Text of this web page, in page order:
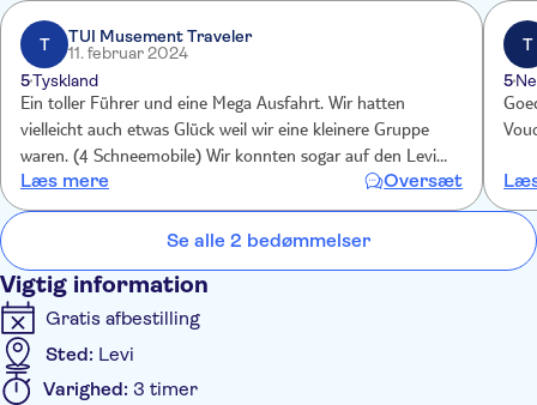
T
TUI Musement Traveler
11. februar 2024
5Tyskland
Ein toller Führer und eine Mega Ausfahrt. Wir hatten
vielleicht auch etwas Glück weil wir eine kleinere Gruppe
waren. (4 Schneemobile) Wir konnten sogar auf den Levi
hinauf und wieder hinunter fahren. Es war ein geiles
Abenteuer und für uns jeden Euro wert. Hat richtig Spaß
Læs mere Oversæt
T
5
Se alle 2 bedømmelser
Vigtig information
Gratis afbestilling
Sted: Levi
Varighed: 3 timer